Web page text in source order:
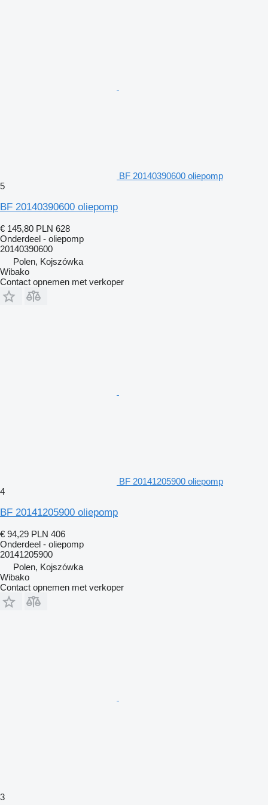
BF 20140390600 oliepomp
5
BF 20140390600 oliepomp
€ 145,80 PLN 628
Onderdeel - oliepomp
20140390600
Polen, Kojszówka
Wibako
Contact opnemen met verkoper
BF 20141205900 oliepomp
4
BF 20141205900 oliepomp
€ 94,29 PLN 406
Onderdeel - oliepomp
20141205900
Polen, Kojszówka
Wibako
Contact opnemen met verkoper
3